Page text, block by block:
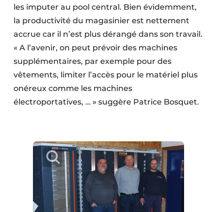
les imputer au pool central. Bien évidemment,
la productivité du magasinier est nettement
accrue car il n’est plus dérangé dans son travail.
« A l’avenir, on peut prévoir des machines
supplémentaires, par exemple pour des
vêtements, limiter l’accès pour le matériel plus
onéreux comme les machines
électroportatives, … » suggère Patrice Bosquet.